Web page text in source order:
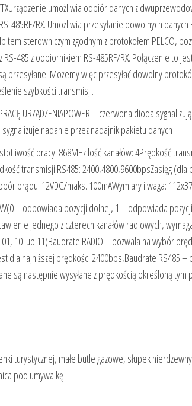
TXUrządzenie umożliwia odbiór danych z
485RF/RX. Umożliwia przesyłanie dowolnych
sterowniczym zgodnym z protokołem PELCO,
485 z odbiornikiem RS-485RF/RX. Połączenie to
przesyłane. Możemy więc przesyłać dowolny
szybkości transmisji.
PRACĘ URZĄDZENIAPOWER – czerwona dioda
nadanie przez nadajnik pakietu danych
pracy: 868MHzIlość kanałów: 4Prędkość
transmisji RS485: 2400,4800,9600bpsZasięg
prądu: 12VDC/maks. 100mAWymiary i waga:
– odpowiada pozycji dolnej, 1 – odpowiada
jednego z czterech kanałów radiowych,
10 lub 11)Baudrate RADIO – pozwala na wybór
dla najniższej prędkości 2400bps,Baudrate RS485
są następnie wysyłane z prędkością określoną tym
turystycznej, małe butle gazowe, słupek
pod umywalkę